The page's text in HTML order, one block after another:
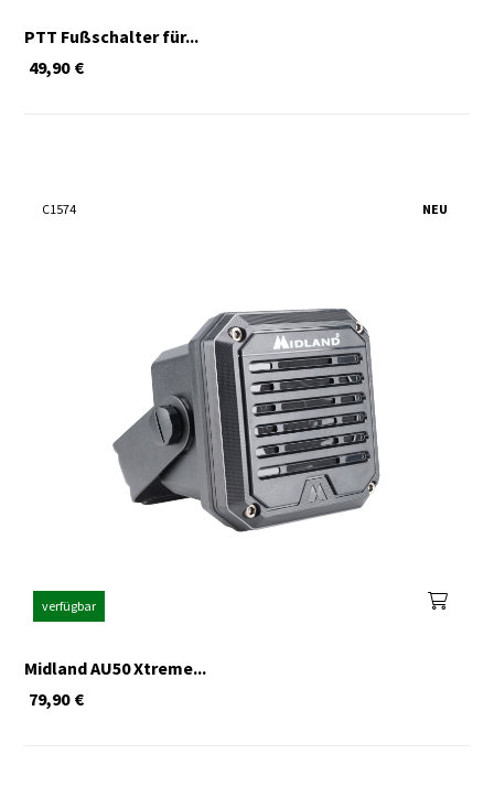
PTT Fußschalter für...
€
49,90
NEU
C1574
verfügbar
Midland AU50 Xtreme...
€
79,90